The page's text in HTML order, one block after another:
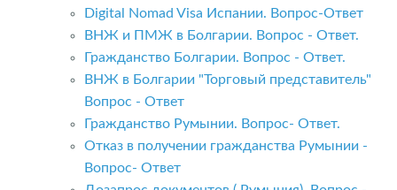
Digital Nomad Visa Испании. Вопрос-Ответ
ВНЖ и ПМЖ в Болгарии. Вопрос - Ответ.
Гражданство Болгарии. Вопрос - Ответ.
ВНЖ в Болгарии "Торговый представитель"
Вопрос - Ответ
Гражданство Румынии. Вопрос- Ответ.
Отказ в получении гражданства Румынии -
Вопрос- Ответ